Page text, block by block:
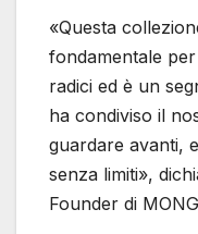
«Questa
fondamentale
radici ed è un
ha condiviso il
guardare avanti,
senza limiti»,
Founder di